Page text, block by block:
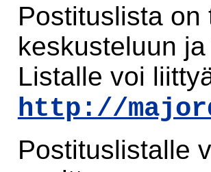
Postituslista
keskusteluun
Listalle voi
http://
Postituslistalle